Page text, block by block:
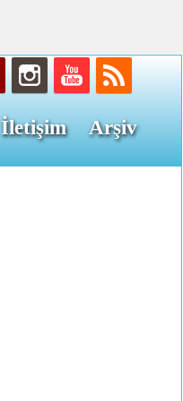
İletişim Arşiv